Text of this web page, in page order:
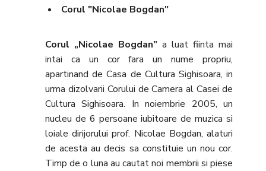
Corul "Nicolae Bogdan"
Corul „Nicolae Bogdan” a luat fiinta mai
intai ca un cor fara un nume propriu,
apartinand de Casa de Cultura Sighisoara, in
urma dizolvarii Corului de Camera al Casei de
Cultura Sighisoara. In noiembrie 2005, un
nucleu de 6 persoane iubitoare de muzica si
loiale dirijorului prof. Nicolae Bogdan, alaturi
de acesta au decis sa constituie un nou cor.
Timp de o luna au cautat noi membrii si piese